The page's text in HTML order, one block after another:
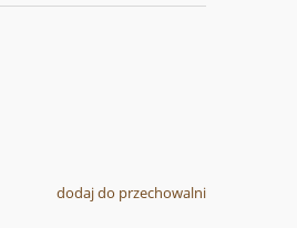
dodaj do przechowalni